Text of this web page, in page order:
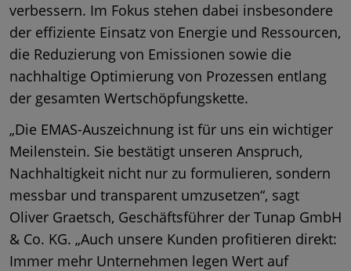
verbessern. Im Fokus stehen dabei insbesondere
der effiziente Einsatz von Energie und Ressourcen,
die Reduzierung von Emissionen sowie die
nachhaltige Optimierung von Prozessen entlang
der gesamten Wertschöpfungskette.
„Die EMAS-Auszeichnung ist für uns ein wichtiger
Meilenstein. Sie bestätigt unseren Anspruch,
Nachhaltigkeit nicht nur zu formulieren, sondern
messbar und transparent umzusetzen“, sagt
Oliver Graetsch, Geschäftsführer der Tunap GmbH
& Co. KG. „Auch unsere Kunden profitieren direkt:
Immer mehr Unternehmen legen Wert auf